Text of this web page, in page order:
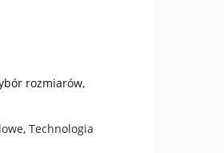
rozmiarów,
, Technologia